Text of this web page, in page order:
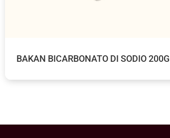
BAKAN BICARBONATO DI SODIO 200G